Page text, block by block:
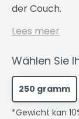
der Couch.
Lees meer
Wählen Sie
250 gramm
*Gewicht kan